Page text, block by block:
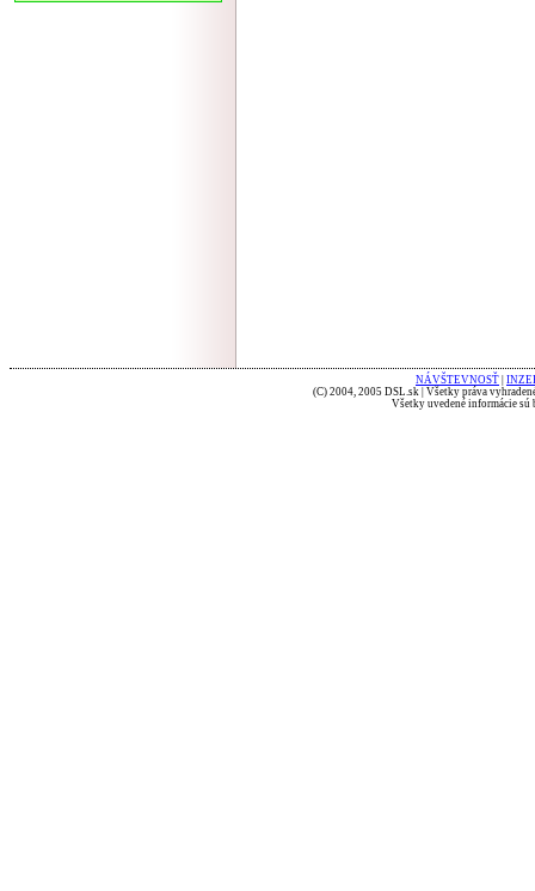
NÁVŠTEVNOSŤ
(C) 2004, 2005 DSL.sk | Všetky práva
Všetky uvedené informácie sú